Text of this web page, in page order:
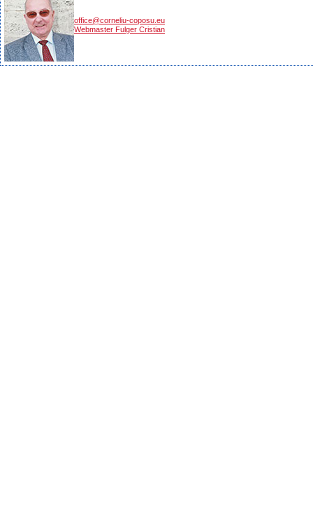
office@corneliu-coposu.eu
Webmaster Fulger Cristian